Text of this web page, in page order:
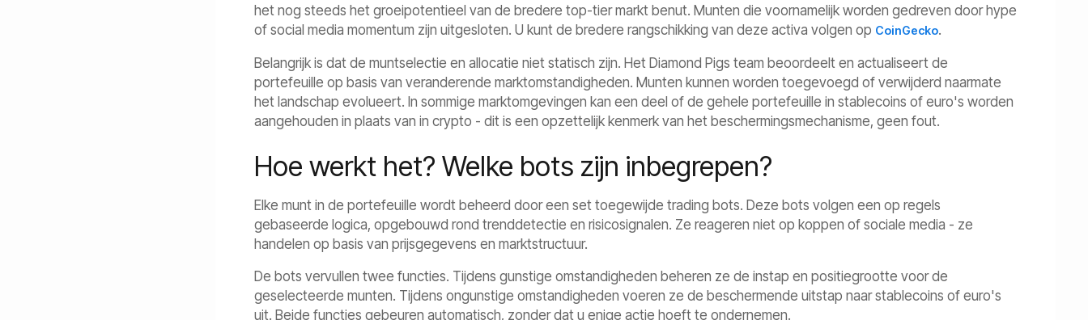
het nog steeds het groeipotentieel van de bredere top-tier markt benut. Munten die voornamelijk worden gedreven door hype
of social media momentum zijn uitgesloten. U kunt de bredere rangschikking van deze activa volgen op CoinGecko.
Belangrijk is dat de muntselectie en allocatie niet statisch zijn. Het Diamond Pigs team beoordeelt en actualiseert de
portefeuille op basis van veranderende marktomstandigheden. Munten kunnen worden toegevoegd of verwijderd naarmate
het landschap evolueert. In sommige marktomgevingen kan een deel of de gehele portefeuille in stablecoins of euro's worden
aangehouden in plaats van in crypto - dit is een opzettelijk kenmerk van het beschermingsmechanisme, geen fout.
Hoe werkt het? Welke bots zijn inbegrepen?
Elke munt in de portefeuille wordt beheerd door een set toegewijde trading bots. Deze bots volgen een op regels
gebaseerde logica, opgebouwd rond trenddetectie en risicosignalen. Ze reageren niet op koppen of sociale media - ze
handelen op basis van prijsgegevens en marktstructuur.
De bots vervullen twee functies. Tijdens gunstige omstandigheden beheren ze de instap en positiegrootte voor de
geselecteerde munten. Tijdens ongunstige omstandigheden voeren ze de beschermende uitstap naar stablecoins of euro's
uit. Beide functies gebeuren automatisch, zonder dat u enige actie hoeft te ondernemen.